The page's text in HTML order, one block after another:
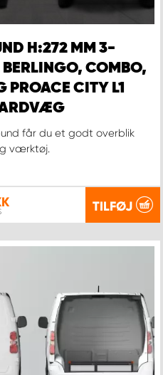
H:272 MM 3-
BERLINGO, COMBO,
PROACE CITY L1
får du et godt overblik
værktøj.
TILFØJ